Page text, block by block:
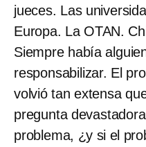
jueces. Las
Europa. La OTAN.
Siempre había
responsabilizar. El
volvió tan extensa
pregunta
problema, ¿y si el